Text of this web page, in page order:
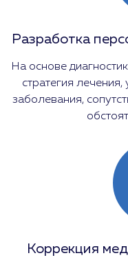
Разработка
На основе
стратегия
заболевания,
Коррекция